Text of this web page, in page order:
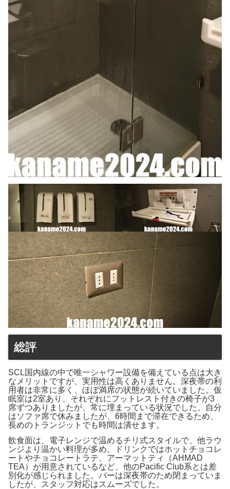
総評
SCL国内線の中で唯一シャワー設備を備えている点は大き
なメリットですが、実用性は高くありません。深夜帯の利
用者は非常に多く、ほぼ満席の状態が続いていました。仮
眠室は2室あり、それぞれにフットレスト付きの椅子が3
席ずつありましたが、常に埋まっている状況でした。自分
はソファ席で休みましたが、6時間まで滞在できるため、
長めのトランジットでも時間は潰せます。
飲食面は、電子レンジで温めるチリ式スタイルで、他ラウ
ンジより温かい料理が多め。ドリンクではホットチョコレ
ートやチョコレートラテ、アーマットティ（AHMAD
TEA）が用意されているなど、他のPacific Club系とは差
別化が感じられました。バーは深夜帯のため閉まっていま
したが、スタッフ対応はスムーズでした。